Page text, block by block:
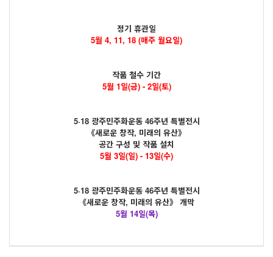
정기 휴관일
5월 4, 11, 18 (매주 월요일)
작품 철수 기간
5월 1일(금) - 2일(토)
5·18 광주민주화운동 46주년 특별전시
《새로운 창작, 미래의 유산》
공간 구성 및 작품 설치
5월 3일(일) - 13일(수)
5·18 광주민주화운동 46주년 특별전시
《새로운 창작, 미래의 유산》 개막
5월 14일(목)